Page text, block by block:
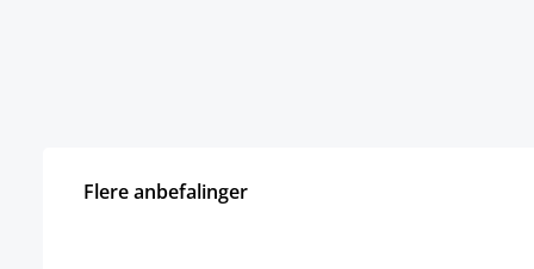
Flere anbefalinger